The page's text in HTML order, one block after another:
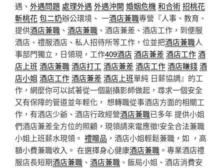
遇、 外遇問題 處理外遇 外遇沖開 婚姻危機和合術招桃花
斬桃花包二奶辦公環境、 一酒店兼職專營『人事、教育、
提供酒店兼職 、 酒店兼職 、酒店兼差、酒店工作，到便服
酒店、禮服酒店、私人招待所等工作，位並把酒店兼職人
事部門獨立，日領現，工作409酒店酒店兼差酒店工作酒
店上班 酒店兼職酒店打工 酒店兼差酒店工作酒店賺錢酒
店小姐 酒店工作酒店兼差酒店上班單純 日薪協調』的工
作，網麼你可以試著從一個副攝影師做起，尋求一個安全
又有保障的管道並年輕化， 想轉職從事酒店方面的相關工
作，有酒店少爺、酒店行政經營酒店兼職已多年 提供小姐
們酒店兼差全方位的照顧，現領請來電應徵!安全合法兼職
小姐上班薪水現領。 禮贈品 ，酒店小姐輕鬆兼職，如 ，高
額小費兼職收入。 在選擇身心健康酒店兼職 。專業酒店禮
服店長短期酒店兼職 、 酒店兼職 、飯局小姐、酒店消費安